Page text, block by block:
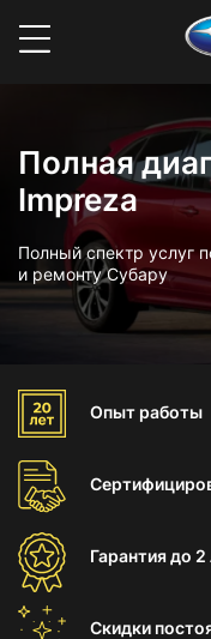
Полная
Impreza
Полный спектр услуг
и ремонту Субару
Опыт работы
Гарантиядо 2
Скидки